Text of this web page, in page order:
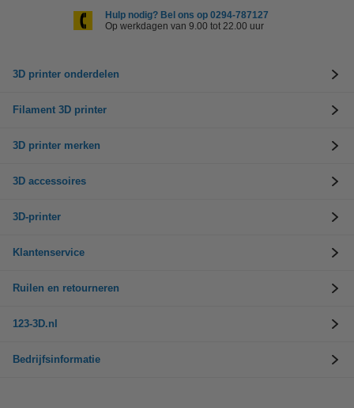
Hulp nodig? Bel ons op 0294-787127
Op werkdagen van 9.00 tot 22.00 uur
3D printer onderdelen
Filament 3D printer
3D printer merken
3D accessoires
3D-printer
Klantenservice
Ruilen en retourneren
123-3D.nl
Bedrijfsinformatie